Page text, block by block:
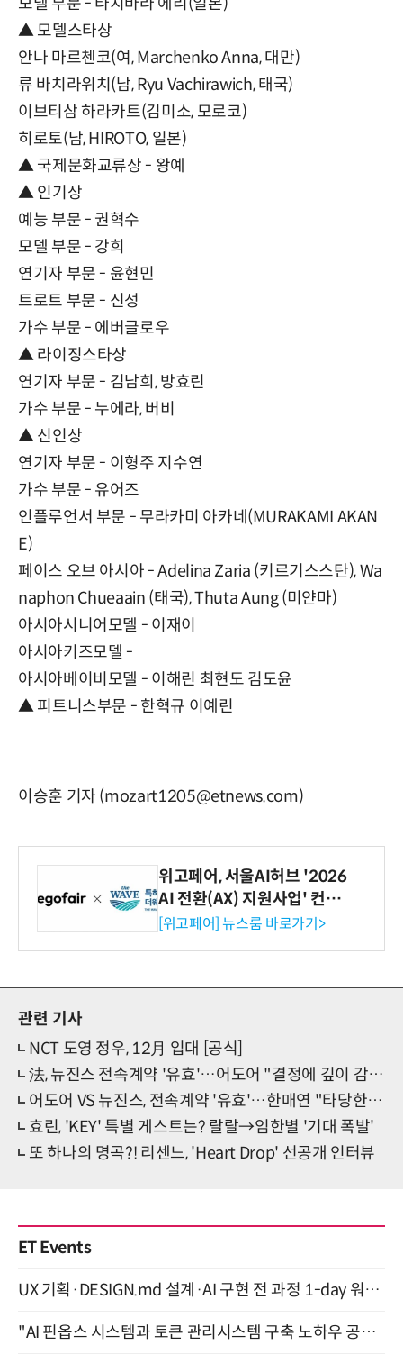
▲ 모델스타상
안나 마르첸코(여, Marchenko Anna, 대만)
류 바치라위치(남, Ryu Vachirawich, 태국)
이브티삼 하라카트(김미소, 모로코)
히로토(남, HIROTO, 일본)
▲ 국제문화교류상 - 왕예
▲ 인기상
예능 부문 - 권혁수
모델 부문 - 강희
연기자 부문 - 윤현민
트로트 부문 - 신성
가수 부문 - 에버글로우
▲ 라이징스타상
연기자 부문 - 김남희, 방효린
가수 부문 - 누에라, 버비
▲ 신인상
연기자 부문 - 이형주 지수연
가수 부문 - 유어즈
인플루언서 부문 - 무라카미 아카네(MURAKAMI AKAN
E)
페이스 오브 아시아 - Adelina Zaria (키르기스스탄), Wa
naphon Chueaain (태국), Thuta Aung (미얀마)
아시아시니어모델 - 이재이
아시아키즈모델 -
아시아베이비모델 - 이해린 최현도 김도윤
▲ 피트니스부문 - 한혁규 이예린
이승훈 기자 (mozart1205@etnews.com)
위고페어, 서울AI허브 '2026
AI 전환(AX) 지원사업' 컨소
시엄 선정
[위고페어] 뉴스룸 바로가기>
관련 기사
NCT 도영 정우, 12月 입대 [공식]
法, 뉴진스 전속계약 '유효'…어도어 "결정에 깊이 감사" [공식]
어도어 VS 뉴진스, 전속계약 '유효'…한매연 "타당한 결과"
효린, 'KEY' 특별 게스트는? 랄랄→임한별 '기대 폭발'
또 하나의 명곡?! 리센느, 'Heart Drop' 선공개 인터뷰
ET Events
UX 기획·DESIGN.md 설계·AI 구현 전 과정 1-day 워크숍 with Claude Code·Codex 9월 15일 개최
"AI 핀옵스 시스템과 토큰 관리시스템 구축 노하우 공개" 잠실 한국광고문화회관 2층 대회의실 (8/21)